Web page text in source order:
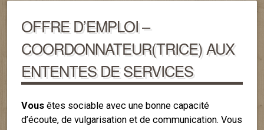
OFFRE D’EMPLOI –
COORDONNATEUR(TRICE) AUX
ENTENTES DE SERVICES
Vous êtes sociable avec une bonne capacité
d’écoute, de vulgarisation et de communication. Vous